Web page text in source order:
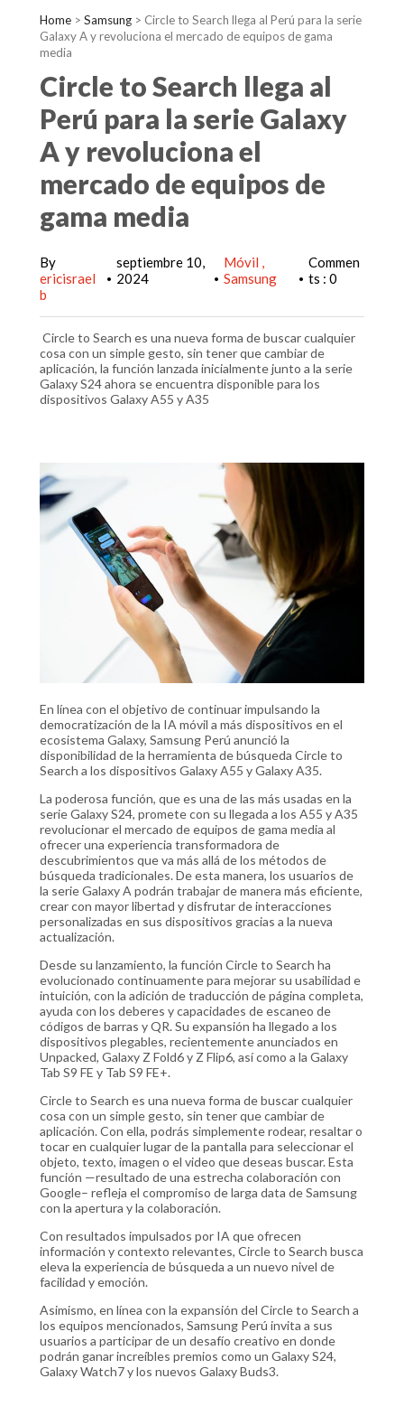
Home > Samsung > Circle to Search llega al Perú para la serie
Galaxy A y revoluciona el mercado de equipos de gama
media
Circle to Search llega al
Perú para la serie Galaxy
A y revoluciona el
mercado de equipos de
gama media
By
ericisrael
b
•
septiembre 10,
2024
•
Móvil
Samsung
•
Commen
ts : 0
Circle to Search es una nueva forma de buscar cualquier
cosa con un simple gesto, sin tener que cambiar de
aplicación, la función lanzada inicialmente junto a la serie
Galaxy S24 ahora se encuentra disponible para los
dispositivos Galaxy A55 y A35
En línea con el objetivo de continuar impulsando la
democratización de la IA móvil a más dispositivos en el
ecosistema Galaxy, Samsung Perú anunció la
disponibilidad de la herramienta de búsqueda Circle to
Search a los dispositivos Galaxy A55 y Galaxy A35.
La poderosa función, que es una de las más usadas en la
serie Galaxy S24, promete con su llegada a los A55 y A35
revolucionar el mercado de equipos de gama media al
ofrecer una experiencia transformadora de
descubrimientos que va más allá de los métodos de
búsqueda tradicionales. De esta manera, los usuarios de
la serie Galaxy A podrán trabajar de manera más eficiente,
crear con mayor libertad y disfrutar de interacciones
personalizadas en sus dispositivos gracias a la nueva
actualización.
Desde su lanzamiento, la función Circle to Search ha
evolucionado continuamente para mejorar su usabilidad e
intuición, con la adición de traducción de página completa,
ayuda con los deberes y capacidades de escaneo de
códigos de barras y QR. Su expansión ha llegado a los
dispositivos plegables, recientemente anunciados en
Unpacked, Galaxy Z Fold6 y Z Flip6, así como a la Galaxy
Tab S9 FE y Tab S9 FE+.
Circle to Search es una nueva forma de buscar cualquier
cosa con un simple gesto, sin tener que cambiar de
aplicación. Con ella, podrás simplemente rodear, resaltar o
tocar en cualquier lugar de la pantalla para seleccionar el
objeto, texto, imagen o el video que deseas buscar. Esta
función —resultado de una estrecha colaboración con
Google– refleja el compromiso de larga data de Samsung
con la apertura y la colaboración.
Con resultados impulsados por IA que ofrecen
información y contexto relevantes, Circle to Search busca
eleva la experiencia de búsqueda a un nuevo nivel de
facilidad y emoción.
Asimismo, en línea con la expansión del Circle to Search a
los equipos mencionados, Samsung Perú invita a sus
usuarios a participar de un desafío creativo en donde
podrán ganar increíbles premios como un Galaxy S24,
Galaxy Watch7 y los nuevos Galaxy Buds3.